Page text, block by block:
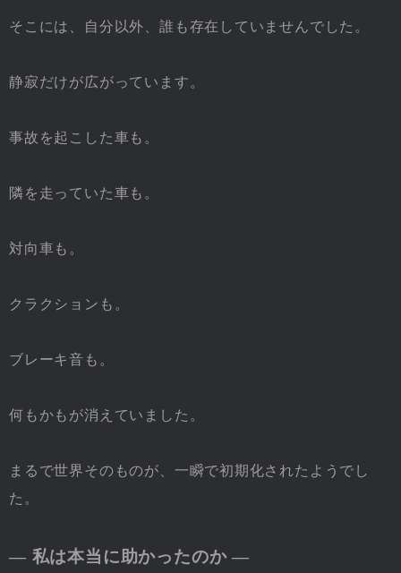
そこには、自分以外、誰も存在していませんでした。
静寂だけが広がっています。
事故を起こした車も。
隣を走っていた車も。
対向車も。
クラクションも。
ブレーキ音も。
何もかもが消えていました。
まるで世界そのものが、一瞬で初期化されたようでし
た。
― 私は本当に助かったのか ―